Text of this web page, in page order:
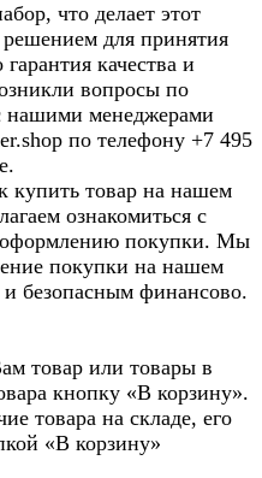
что делает этот
для принятия
качества и
вопросы по
нашими менеджерами
по телефону +7 495
купить товар на нашем
ознакомиться с
покупки. Мы
покупки на нашем
безопасным финансово.
товар или товары в
кнопку «В корзину».
товара на складе, его
«В корзину»